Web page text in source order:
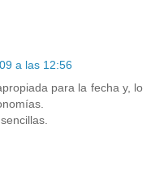
a las 12:56
para la fecha y, lo